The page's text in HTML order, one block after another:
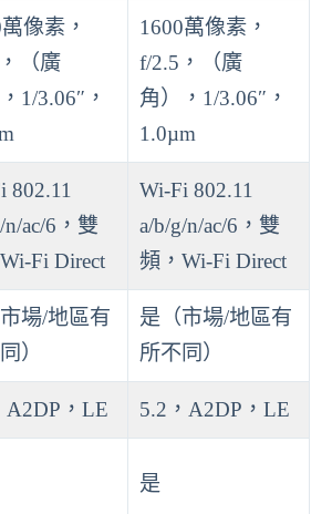
像素，
（廣
1/3.06″，
1600萬像素，
f/2.5，（廣
角），1/3.06″，
1.0µm
802.11
n/ac/6，雙
Fi Direct
Wi-Fi 802.11
a/b/g/n/ac/6，雙
頻，Wi-Fi Direct
場/地區有
）
是（市場/地區有
所不同）
A2DP，LE 5.2，A2DP，LE
是